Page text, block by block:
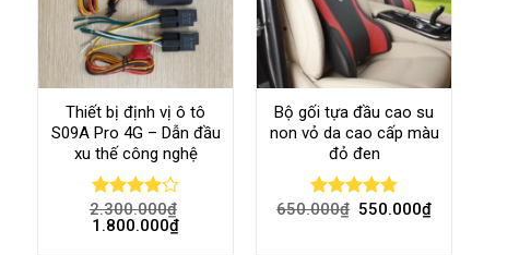
Thiết bị định vị ô tô
S09A Pro 4G – Dẫn đầu
xu thế công nghệ
Rated
4.00out
2.300.000₫
1.800.000₫
Bộ gối tựa đầu cao su
non vỏ da cao cấp màu
đỏ đen
Rated4.80
650.000₫ 550.000₫